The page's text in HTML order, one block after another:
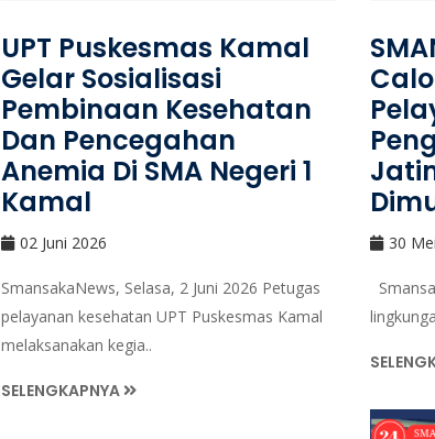
UPT Puskesmas Kamal
Gelar Sosialisasi
Pembinaan Kesehatan
Dan Pencegahan
Anemia Di SMA Negeri 1
Kamal
02 Juni 2026
SmansakaNews, Selasa, 2 Juni 2026 Petugas
pelayanan kesehatan UPT Puskesmas Kamal
melaksanakan kegia..
SELENGKAPNYA
30